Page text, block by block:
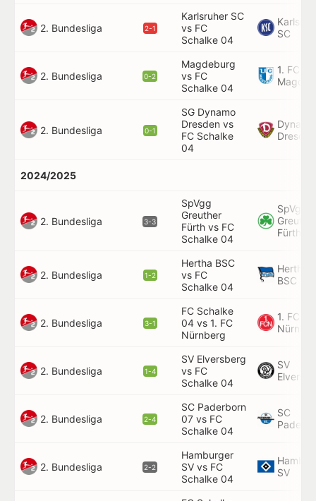
2. Bundesliga 2-1
Karlsruher SC
vs FC
Schalke 04
SC
2. Bundesliga 0-2
Magdeburg
vs FC
Schalke 04
1. FC
2. Bundesliga 0-1
SG Dynamo
Dresden vs
FC Schalke
04
Dynamo
Dresden
2024/2025
2. Bundesliga 3-3
SpVgg
Greuther
Fürth vs FC
Schalke 04
SpVgg
Fürth
2. Bundesliga 1-2
Hertha BSC
vs FC
Schalke 04
Hertha
BSC
2. Bundesliga 3-1
FC Schalke
04 vs 1. FC
Nürnberg
1. FC
2. Bundesliga 1-4
SV Elversberg
vs FC
Schalke 04
SV
2. Bundesliga 2-4
SC Paderborn
07 vs FC
Schalke 04
SC
2. Bundesliga 2-2
Hamburger
SV vs FC
Schalke 04
SV